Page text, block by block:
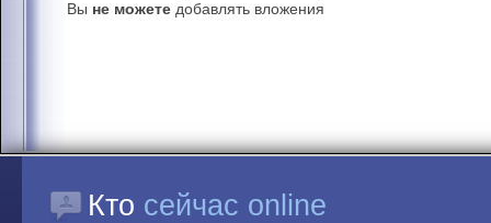
Вы не можете добавлять вложения
Кто сейчас online